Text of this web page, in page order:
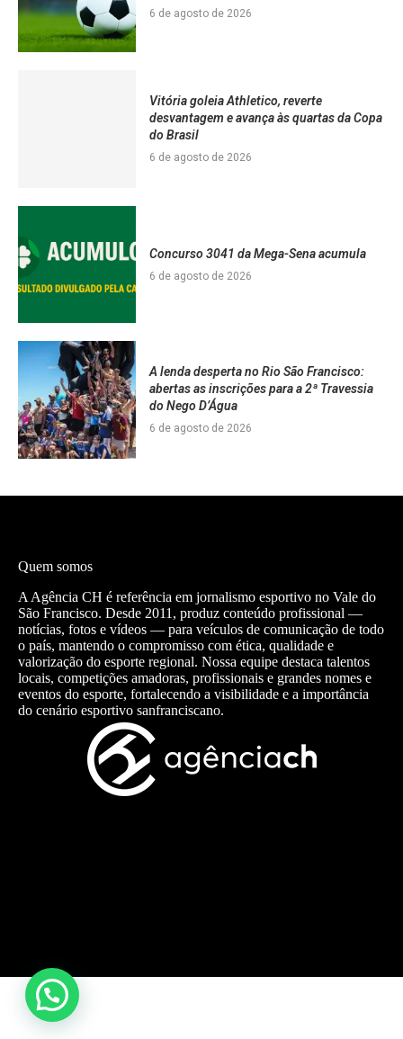
6 de agosto de 2026
Vitória goleia Athletico, reverte
desvantagem e avança às quartas da Copa
do Brasil
6 de agosto de 2026
Concurso 3041 da Mega-Sena acumula
6 de agosto de 2026
A lenda desperta no Rio São Francisco:
abertas as inscrições para a 2ª Travessia
do Nego D’Água
6 de agosto de 2026
Quem somos
A Agência CH é referência em jornalismo esportivo no Vale do
São Francisco. Desde 2011, produz conteúdo profissional —
notícias, fotos e vídeos — para veículos de comunicação de todo
o país, mantendo o compromisso com ética, qualidade e
valorização do esporte regional. Nossa equipe destaca talentos
locais, competições amadoras, profissionais e grandes nomes e
eventos do esporte, fortalecendo a visibilidade e a importância
do cenário esportivo sanfranciscano.